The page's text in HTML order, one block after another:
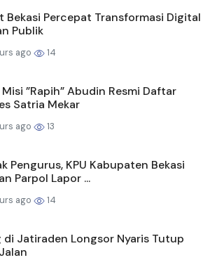
Bekasi Percepat Transformasi Digital
Publik
ago 14
”Rapih” Abudin Resmi Daftar
Satria Mekar
ago 13
Pengurus, KPU Kabupaten Bekasi
Parpol Lapor ...
ago 14
di Jatiraden Longsor Nyaris Tutup